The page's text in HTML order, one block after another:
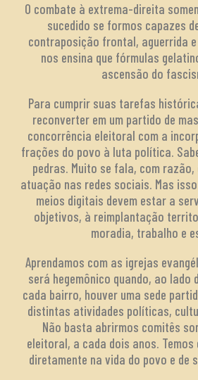
O combate à extrema-direita
sucedido se formos capazes
contraposição frontal, aguerrida
nos ensina que fórmulas
ascensão do
Para cumprir suas tarefas
reconverter em um partido de
concorrência eleitoral com a
frações do povo à luta política.
pedras. Muito se fala, com
atuação nas redes sociais. Mas
meios digitais devem estar a
objetivos, à reimplantação
moradia, trabalho e
Aprendamos com as igrejas
será hegemônico quando, ao lado
cada bairro, houver uma sede
distintas atividades políticas,
Não basta abrirmos comitês
eleitoral, a cada dois anos.
diretamente na vida do povo e de